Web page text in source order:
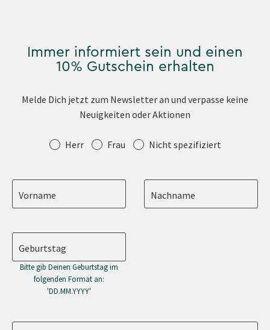
Immer informiert sein und einen
10% Gutschein erhalten
Melde Dich jetzt zum Newsletter an und verpasse keine
Neuigkeiten oder Aktionen
Anrede Herr Frau Nicht spezifiziert
Vorname Nachname
Geburtstag
Bitte gib Deinen Geburtstag im
folgenden Format an:
'DD.MM.YYYY'